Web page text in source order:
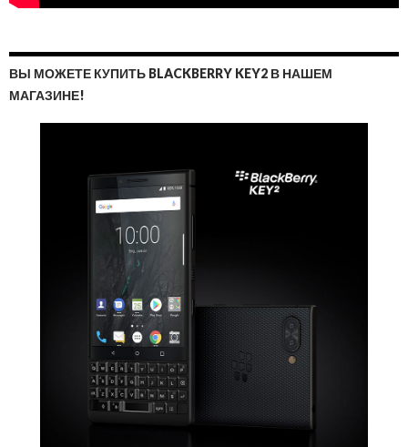
ВЫ МОЖЕТЕ КУПИТЬ BLACKBERRY KEY2 В НАШЕМ
МАГАЗИНЕ!